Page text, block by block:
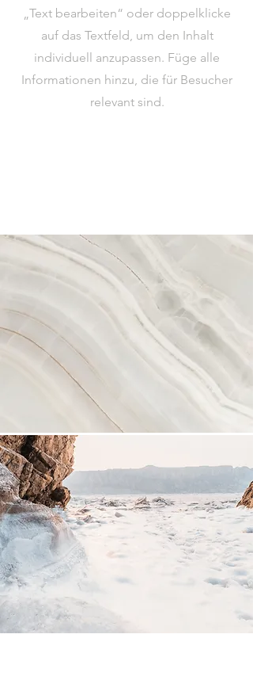
„Text bearbeiten“ oder doppelklicke
auf das Textfeld, um den Inhalt
individuell anzupassen. Füge alle
Informationen hinzu, die für Besucher
relevant sind.